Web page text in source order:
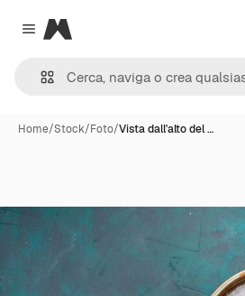
Close menu
Magnific
Home/Stock/Foto/Vista dall'alto del …